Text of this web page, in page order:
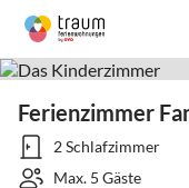
Ferienzimmer
2 Schlafzimmer
Max. 5 Gäste